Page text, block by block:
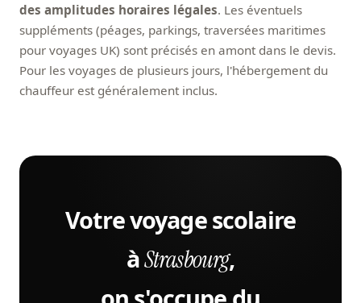
des amplitudes horaires légales. Les éventuels
suppléments (péages, parkings, traversées maritimes
pour voyages UK) sont précisés en amont dans le devis.
Pour les voyages de plusieurs jours, l'hébergement du
chauffeur est généralement inclus.
Votre voyage scolaire
àStrasbourg,